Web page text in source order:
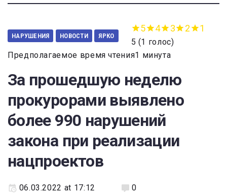
НАРУШЕНИЯ НОВОСТИ ЯРКО
5 4 3 2 1
5 (1 голос)
Предполагаемое время чтения1 минута
За прошедшую неделю
прокурорами выявлено
более 990 нарушений
закона при реализации
нацпроектов
06.03.2022 at 17:12 0